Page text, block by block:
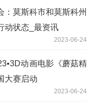
：莫斯科市和莫斯科州
动状态_最资讯
2023-06-24
动画电影《蘑菇精
大赛启动
2023-06-24